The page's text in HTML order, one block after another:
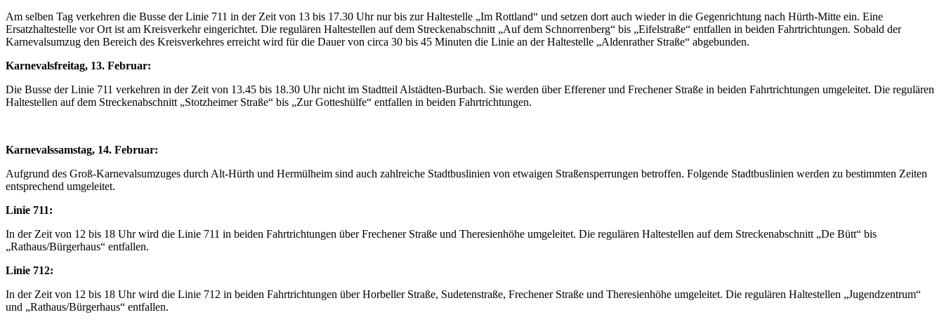
Am selben Tag verkehren die Busse der Linie 711 in der Zeit von 13 bis 17.30 Uhr nur bis zur Haltestelle „Im Rottland“ und setzen dort auch wieder in die Gegenrichtung nach Hürth-Mitte ein. Eine
Ersatzhaltestelle vor Ort ist am Kreisverkehr eingerichtet. Die regulären Haltestellen auf dem Streckenabschnitt „Auf dem Schnorrenberg“ bis „Eifelstraße“ entfallen in beiden Fahrtrichtungen. Sobald der
Karnevalsumzug den Bereich des Kreisverkehres erreicht wird für die Dauer von circa 30 bis 45 Minuten die Linie an der Haltestelle „Aldenrather Straße“ abgebunden.
Karnevalsfreitag, 13. Februar:
Die Busse der Linie 711 verkehren in der Zeit von 13.45 bis 18.30 Uhr nicht im Stadtteil Alstädten-Burbach. Sie werden über Efferener und Frechener Straße in beiden Fahrtrichtungen umgeleitet. Die regulären
Haltestellen auf dem Streckenabschnitt „Stotzheimer Straße“ bis „Zur Gotteshülfe“ entfallen in beiden Fahrtrichtungen.
Karnevalssamstag, 14. Februar:
Aufgrund des Groß-Karnevalsumzuges durch Alt-Hürth und Hermülheim sind auch zahlreiche Stadtbuslinien von etwaigen Straßensperrungen betroffen. Folgende Stadtbuslinien werden zu bestimmten Zeiten
entsprechend umgeleitet.
Linie 711:
In der Zeit von 12 bis 18 Uhr wird die Linie 711 in beiden Fahrtrichtungen über Frechener Straße und Theresienhöhe umgeleitet. Die regulären Haltestellen auf dem Streckenabschnitt „De Bütt“ bis
„Rathaus/Bürgerhaus“ entfallen.
Linie 712:
In der Zeit von 12 bis 18 Uhr wird die Linie 712 in beiden Fahrtrichtungen über Horbeller Straße, Sudetenstraße, Frechener Straße und Theresienhöhe umgeleitet. Die regulären Haltestellen „Jugendzentrum“
und „Rathaus/Bürgerhaus“ entfallen.